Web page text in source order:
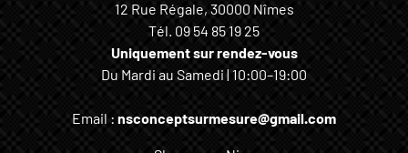
12 Rue Régale, 30000 Nîmes
Tél. 09 54 85 19 25
Uniquement sur rendez-vous
Du Mardi au Samedi | 10:00–19:00
Email : nsconceptsurmesure@gmail.com